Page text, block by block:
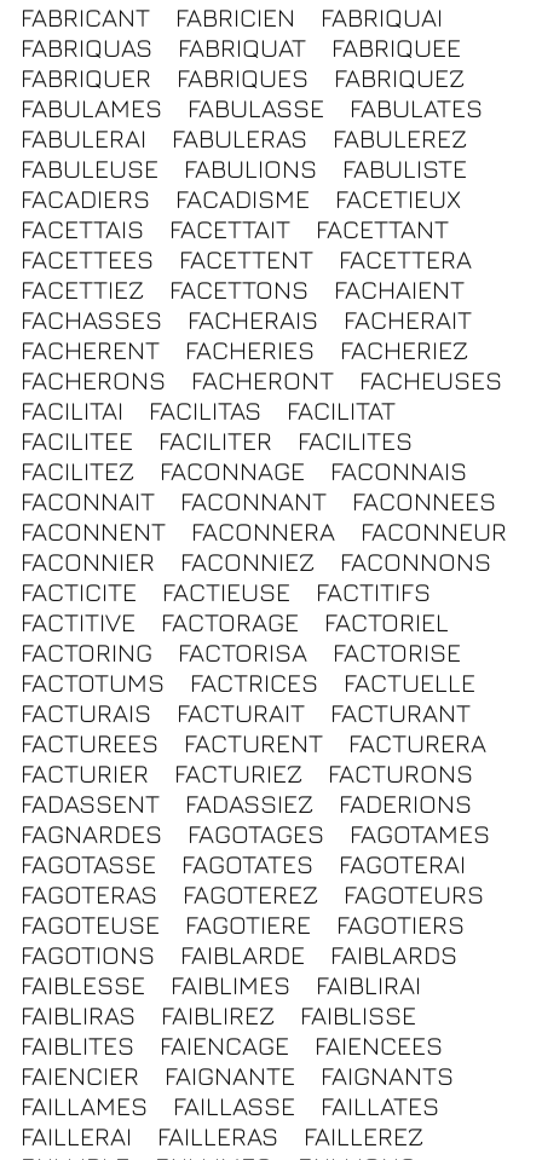
FABRICANT FABRICIEN
FABRIQUAI
FABRIQUAS
FABRIQUAT
FABRIQUEE
FABRIQUER
FABRIQUES
FABRIQUEZ
FABULAMES
FABULASSE
FABULATES
FABULERAI
FABULERAS
FABULEREZ
FABULEUSE
FABULIONS
FABULISTE
FACADIERS
FACADISME
FACETIEUX
FACETTAIS
FACETTAIT
FACETTANT
FACETTEES
FACETTENT
FACETTERA
FACETTIEZ
FACETTONS
FACHAIENT
FACHASSES
FACHERAIS
FACHERAIT
FACHERENT
FACHERIES
FACHERIEZ
FACHERONS
FACHERONT
FACHEUSES
FACILITAI
FACILITAS
FACILITAT
FACILITEE
FACILITER
FACILITES
FACILITEZ
FACONNAGE
FACONNAIS
FACONNAIT
FACONNANT
FACONNEES
FACONNENT
FACONNERA
FACONNEUR
FACONNIER
FACONNIEZ
FACONNONS
FACTICITE
FACTIEUSE
FACTITIFS
FACTITIVE
FACTORAGE
FACTORIEL
FACTORING
FACTORISA
FACTORISE
FACTOTUMS
FACTRICES
FACTUELLE
FACTURAIS
FACTURAIT
FACTURANT
FACTUREES
FACTURENT
FACTURERA
FACTURIER
FACTURIEZ
FACTURONS
FADASSENT
FADASSIEZ
FADERIONS
FAGNARDES
FAGOTAGES
FAGOTAMES
FAGOTASSE
FAGOTATES
FAGOTERAI
FAGOTERAS
FAGOTEREZ
FAGOTEURS
FAGOTEUSE
FAGOTIERE
FAGOTIERS
FAGOTIONS
FAIBLARDE
FAIBLARDS
FAIBLESSE
FAIBLIMES
FAIBLIRAI
FAIBLIRAS
FAIBLIREZ
FAIBLISSE
FAIBLITES
FAIENCAGE
FAIENCEES
FAIENCIER
FAIGNANTE
FAIGNANTS
FAILLAMES
FAILLASSE
FAILLATES
FAILLERAI
FAILLERAS
FAILLEREZ